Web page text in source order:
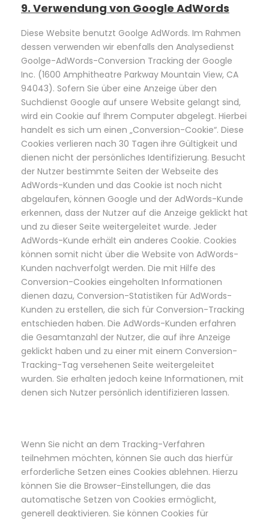
9. Verwendung von Google AdWords
Diese Website benutzt Goolge AdWords. Im Rahmen
dessen verwenden wir ebenfalls den Analysedienst
Goolge-AdWords-Conversion Tracking der Google
Inc. (1600 Amphitheatre Parkway Mountain View, CA
94043). Sofern Sie über eine Anzeige über den
Suchdienst Google auf unsere Website gelangt sind,
wird ein Cookie auf Ihrem Computer abgelegt. Hierbei
handelt es sich um einen „Conversion-Cookie“. Diese
Cookies verlieren nach 30 Tagen ihre Gültigkeit und
dienen nicht der persönliches Identifizierung. Besucht
der Nutzer bestimmte Seiten der Webseite des
AdWords-Kunden und das Cookie ist noch nicht
abgelaufen, können Google und der AdWords-Kunde
erkennen, dass der Nutzer auf die Anzeige geklickt hat
und zu dieser Seite weitergeleitet wurde. Jeder
AdWords-Kunde erhält ein anderes Cookie. Cookies
können somit nicht über die Website von AdWords-
Kunden nachverfolgt werden. Die mit Hilfe des
Conversion-Cookies eingeholten Informationen
dienen dazu, Conversion-Statistiken für AdWords-
Kunden zu erstellen, die sich für Conversion-Tracking
entschieden haben. Die AdWords-Kunden erfahren
die Gesamtanzahl der Nutzer, die auf ihre Anzeige
geklickt haben und zu einer mit einem Conversion-
Tracking-Tag versehenen Seite weitergeleitet
wurden. Sie erhalten jedoch keine Informationen, mit
denen sich Nutzer persönlich identifizieren lassen.
Wenn Sie nicht an dem Tracking-Verfahren
teilnehmen möchten, können Sie auch das hierfür
erforderliche Setzen eines Cookies ablehnen. Hierzu
können Sie die Browser-Einstellungen, die das
automatische Setzen von Cookies ermöglicht,
generell deaktivieren. Sie können Cookies für